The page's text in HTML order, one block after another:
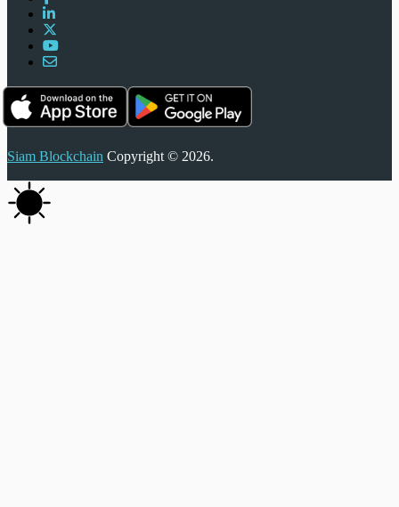
Siam Blockchain Copyright © 2026.